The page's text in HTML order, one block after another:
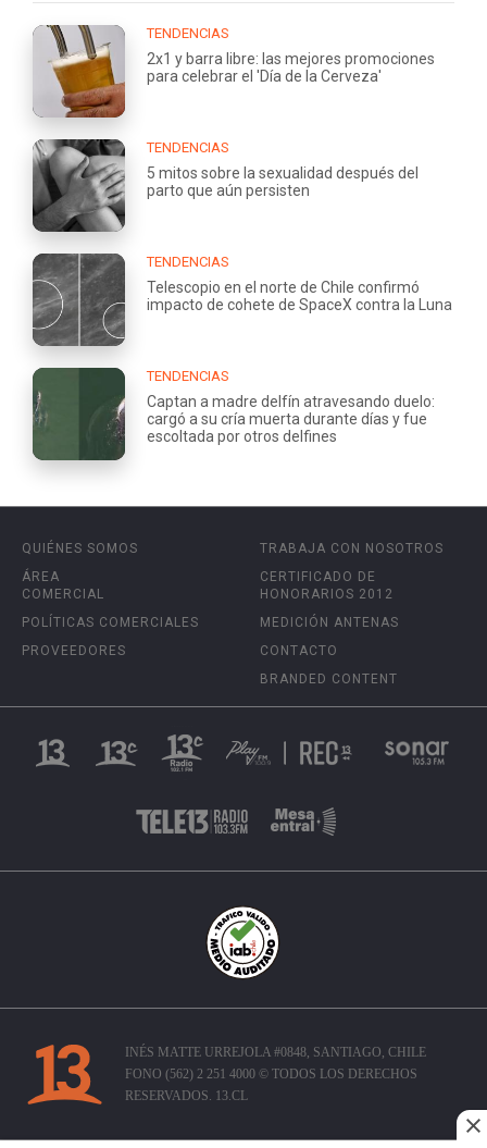
TENDENCIAS
2x1 y barra libre: las mejores promociones
para celebrar el 'Día de la Cerveza'
TENDENCIAS
5 mitos sobre la sexualidad después del
parto que aún persisten
TENDENCIAS
Telescopio en el norte de Chile confirmó
impacto de cohete de SpaceX contra la Luna
TENDENCIAS
Captan a madre delfín atravesando duelo:
cargó a su cría muerta durante días y fue
escoltada por otros delfines
QUIÉNES SOMOS
ÁREA
COMERCIAL
POLÍTICAS COMERCIALES
PROVEEDORES
TRABAJA CON NOSOTROS
CERTIFICADO DE
HONORARIOS 2012
MEDICIÓN ANTENAS
CONTACTO
BRANDED CONTENT
INÉS MATTE URREJOLA #0848, SANTIAGO, CHILE
FONO (562) 2 251 4000 © TODOS LOS DERECHOS
RESERVADOS. 13.CL